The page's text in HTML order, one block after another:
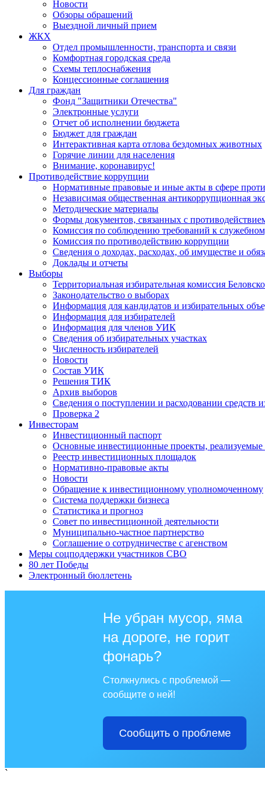
Новости
Обзоры обращений
Выездной личный прием
ЖКХ
Отдел промышленности, транспорта и связи
Комфортная городская среда
Схемы теплоснабжения
Концессионные соглашения
Для граждан
Фонд "Защитники Отечества"
Электронные услуги
Отчет об исполнении бюджета
Бюджет для граждан
Интерактивная карта отлова бездомных животных
Горячие линии для населения
Внимание, коронавирус!
Противодействие коррупции
Нормативные правовые и иные акты в сфере
Независимая общественная антикоррупционная
Методические материалы
Формы документов, связанных с
Комиссия по соблюдению требований к
Комиссия по противодействию коррупции
Сведения о доходах, расходах, об имуществе и
Доклады и отчеты
Выборы
Территориальная избирательная комиссия
Законодательство о выборах
Информация для кандидатов и избирательных
Информация для избирателей
Информация для членов УИК
Сведения об избирательных участках
Численность избирателей
Новости
Состав УИК
Решения ТИК
Архив выборов
Сведения о поступлении и расходовании средств
Проверка 2
Инвесторам
Инвестиционный паспорт
Основные инвестиционные проекты,
Реестр инвестиционных площадок
Нормативно-правовые акты
Новости
Обращение к инвестиционному уполномоченному
Система поддержки бизнеса
Статистика и прогноз
Совет по инвестиционной деятельности
Муниципально-частное партнерство
Соглашение о сотрудничестве с агенством
Меры соцподдержки участников СВО
80 лет Победы
Электронный бюллетень
Не убран мусор, яма
на дороге, не горит
фонарь?
Столкнулись с проблемой —
сообщите о ней!
Сообщить о проблеме
`